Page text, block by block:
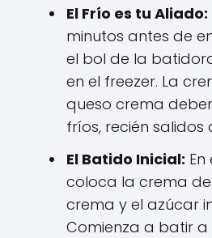
El Frío es tu Aliado:
minutos antes de
el bol de la
en el freezer. La
queso crema
fríos, recién
El Batido Inicial:
coloca la crema de
crema y el azúcar
Comienza a batir